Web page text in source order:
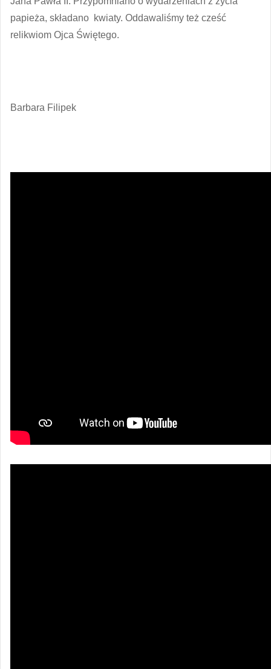
papieża, składano kwiaty. Oddawaliśmy też cześć
relikwiom Ojca Świętego.
Barbara Filipek